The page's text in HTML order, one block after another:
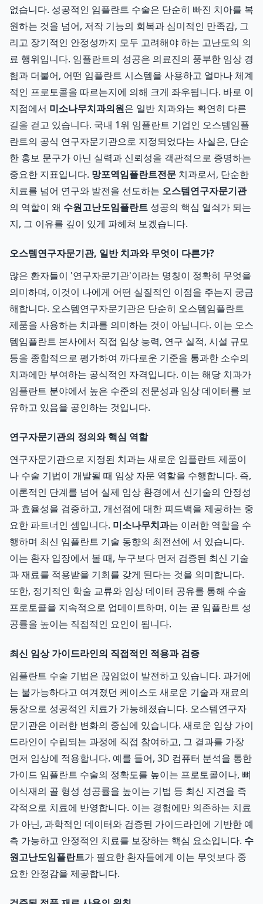
없습니다. 성공적인 임플란트 수술은 단순히 빠진 치아를 복
원하는 것을 넘어, 저작 기능의 회복과 심미적인 만족감, 그
리고 장기적인 안정성까지 모두 고려해야 하는 고난도의 의
료 행위입니다. 임플란트의 성공은 의료진의 풍부한 임상 경
험과 더불어, 어떤 임플란트 시스템을 사용하고 얼마나 체계
적인 프로토콜을 따르는지에 의해 크게 좌우됩니다. 바로 이
지점에서 미소나무치과의원은 일반 치과와는 확연히 다른
길을 걷고 있습니다. 국내 1위 임플란트 기업인 오스템임플
란트의 공식 연구자문기관으로 지정되었다는 사실은, 단순
한 홍보 문구가 아닌 실력과 신뢰성을 객관적으로 증명하는
중요한 지표입니다. 망포역임플란트전문 치과로서, 단순한
치료를 넘어 연구와 발전을 선도하는 오스템연구자문기관
의 역할이 왜 수원고난도임플란트 성공의 핵심 열쇠가 되는
지, 그 이유를 깊이 있게 파헤쳐 보겠습니다.
오스템연구자문기관, 일반 치과와 무엇이 다른가?
많은 환자들이 '연구자문기관'이라는 명칭이 정확히 무엇을
의미하며, 이것이 나에게 어떤 실질적인 이점을 주는지 궁금
해합니다. 오스템연구자문기관은 단순히 오스템임플란트
제품을 사용하는 치과를 의미하는 것이 아닙니다. 이는 오스
템임플란트 본사에서 직접 임상 능력, 연구 실적, 시설 규모
등을 종합적으로 평가하여 까다로운 기준을 통과한 소수의
치과에만 부여하는 공식적인 자격입니다. 이는 해당 치과가
임플란트 분야에서 높은 수준의 전문성과 임상 데이터를 보
유하고 있음을 공인하는 것입니다.
연구자문기관의 정의와 핵심 역할
연구자문기관으로 지정된 치과는 새로운 임플란트 제품이
나 수술 기법이 개발될 때 임상 자문 역할을 수행합니다. 즉,
이론적인 단계를 넘어 실제 임상 환경에서 신기술의 안정성
과 효율성을 검증하고, 개선점에 대한 피드백을 제공하는 중
요한 파트너인 셈입니다. 미소나무치과는 이러한 역할을 수
행하며 최신 임플란트 기술 동향의 최전선에 서 있습니다.
이는 환자 입장에서 볼 때, 누구보다 먼저 검증된 최신 기술
과 재료를 적용받을 기회를 갖게 된다는 것을 의미합니다.
또한, 정기적인 학술 교류와 임상 데이터 공유를 통해 수술
프로토콜을 지속적으로 업데이트하며, 이는 곧 임플란트 성
공률을 높이는 직접적인 요인이 됩니다.
최신 임상 가이드라인의 직접적인 적용과 검증
임플란트 수술 기법은 끊임없이 발전하고 있습니다. 과거에
는 불가능하다고 여겨졌던 케이스도 새로운 기술과 재료의
등장으로 성공적인 치료가 가능해졌습니다. 오스템연구자
문기관은 이러한 변화의 중심에 있습니다. 새로운 임상 가이
드라인이 수립되는 과정에 직접 참여하고, 그 결과를 가장
먼저 임상에 적용합니다. 예를 들어, 3D 컴퓨터 분석을 통한
가이드 임플란트 수술의 정확도를 높이는 프로토콜이나, 뼈
이식재의 골 형성 성공률을 높이는 기법 등 최신 지견을 즉
각적으로 치료에 반영합니다. 이는 경험에만 의존하는 치료
가 아닌, 과학적인 데이터와 검증된 가이드라인에 기반한 예
측 가능하고 안정적인 치료를 보장하는 핵심 요소입니다. 수
원고난도임플란트가 필요한 환자들에게 이는 무엇보다 중
요한 안정감을 제공합니다.